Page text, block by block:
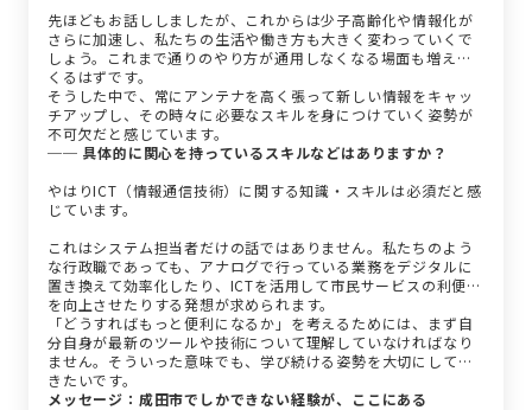
先ほどもお話ししましたが、これからは少子高齢化や情報化が
さらに加速し、私たちの生活や働き方も大きく変わっていくで
しょう。これまで通りのやり方が通用しなくなる場面も増えて
くるはずです。
そうした中で、常にアンテナを高く張って新しい情報をキャッ
チアップし、その時々に必要なスキルを身につけていく姿勢が
不可欠だと感じています。
── 具体的に関心を持っているスキルなどはありますか？
やはりICT（情報通信技術）に関する知識・スキルは必須だと感
じています。
これはシステム担当者だけの話ではありません。私たちのよう
な行政職であっても、アナログで行っている業務をデジタルに
置き換えて効率化したり、ICTを活用して市民サービスの利便性
を向上させたりする発想が求められます。
「どうすればもっと便利になるか」を考えるためには、まず自
分自身が最新のツールや技術について理解していなければなり
ません。そういった意味でも、学び続ける姿勢を大切にしてい
きたいです。
メッセージ：成田市でしかできない経験が、ここにある